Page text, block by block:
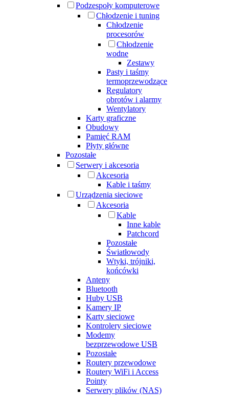
Podzespoły komputerowe
Chłodzenie i tuning
Chłodzenie
procesorów
Chłodzenie
wodne
Zestawy
Pasty i taśmy
termoprzewodzące
Regulatory
obrotów i alarmy
Wentylatory
Karty graficzne
Obudowy
Pamięć RAM
Płyty główne
Pozostałe
Serwery i akcesoria
Akcesoria
Kable i taśmy
Urządzenia sieciowe
Akcesoria
Kable
Inne kable
Patchcord
Pozostałe
Światłowody
Wtyki, trójniki,
końcówki
Anteny
Bluetooth
Huby USB
Kamery IP
Karty sieciowe
Kontrolery sieciowe
Modemy
bezprzewodowe USB
Pozostałe
Routery przewodowe
Routery WiFi i Access
Pointy
Serwery plików (NAS)